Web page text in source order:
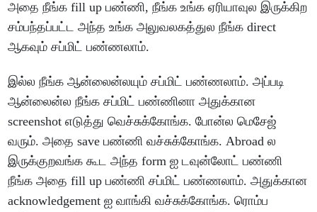
அதை நீங்க fill up பண்ணி, நீங்க உங்க ஏரியாவுல இருக்கிற
சம்பந்தப்பட்ட அந்த உங்க அலுவலகத்துல நீங்க direct
ஆகவும் சப்மிட் பண்ணலாம்.
இல்ல நீங்க ஆன்லைன்லயும் சப்மிட் பண்ணலாம். அப்படி
ஆன்லைன்ல நீங்க சப்மிட் பண்ணினா அதுக்கான
screenshot எடுத்து வெச்சுக்கோங்க. போன்ல மெசேஜ்
வரும். அதை save பண்ணி வச்சுக்கோங்க. Abroad ல
இருக்குறவங்க கூட அந்த form ஐ டவுன்லோட் பண்ணி
நீங்க அதை fill up பண்ணி சப்மிட் பண்ணலாம். அதுக்கான
acknowledgement ஐ வாங்கி வச்சுக்கோங்க. ரொம்ப